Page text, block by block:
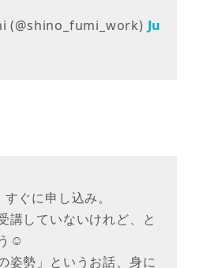
(@shino_fumi_work) Ju
すぐに申し込み。
講していないけれど、と
☺️
姿勢」というお話、身に